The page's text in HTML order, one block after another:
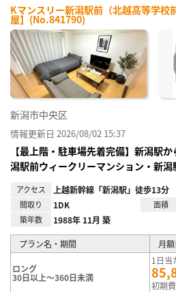
Kマンスリー新潟駅前（北越高等学校
屋】(No.841790)
新潟市中央区
情報更新日 2026/08/02 15:37
【最上階・駐車場先着完備】新潟駅
潟駅前ウィークリーマンション・新
アクセス 上越新幹線「新潟駅」徒歩13分
間取り 1DK 面積
築年数 1988年 11月 築
プラン名・期間 月
ロング
30日以上～360日未満
1日当
初期